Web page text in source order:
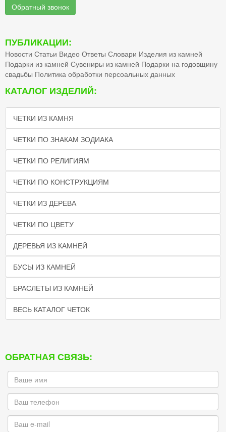
Обратный звонок
ПУБЛИКАЦИИ:
Новости Статьи Видео Ответы Словари Изделия из камней
Подарки из камней Сувениры из камней Подарки на годовщину
свадьбы Политика обработки персоальных данных
КАТАЛОГ ИЗДЕЛИЙ:
ЧЕТКИ ИЗ КАМНЯ
ЧЕТКИ ПО ЗНАКАМ ЗОДИАКА
ЧЕТКИ ПО РЕЛИГИЯМ
ЧЕТКИ ПО КОНСТРУКЦИЯМ
ЧЕТКИ ИЗ ДЕРЕВА
ЧЕТКИ ПО ЦВЕТУ
ДЕРЕВЬЯ ИЗ КАМНЕЙ
БУСЫ ИЗ КАМНЕЙ
БРАСЛЕТЫ ИЗ КАМНЕЙ
ВЕСЬ КАТАЛОГ ЧЕТОК
ОБРАТНАЯ СВЯЗЬ: